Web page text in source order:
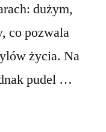
dużym,
co pozwala
życia. Na
pudel …